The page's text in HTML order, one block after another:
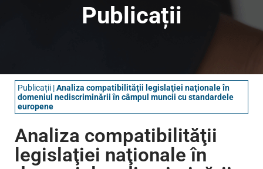
Publicații
Publicații |Analiza compatibilităţii legislaţiei naţionale în
domeniul nediscriminării în câmpul muncii cu standardele
europene
Analiza compatibilităţii
legislaţiei naţionale în